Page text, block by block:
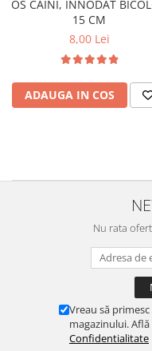
OS CAINI, INNODAT
15 CM
8,00 Lei
ADAUGA IN COS
Nu rata
Vreau să
magazinului.
Confidentialitate